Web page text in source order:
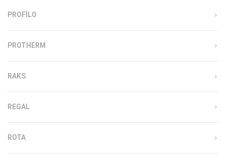
PROFILO
PROTHERM
RAKS
REGAL
ROTA